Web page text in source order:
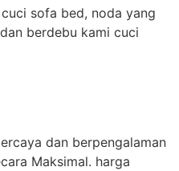
sofa bed, noda yang
berdebu kami cuci
dan berpengalaman
Maksimal. harga